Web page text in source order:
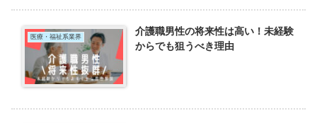
医療・福祉系業界
介護職男性の将来性は高い！未経験
からでも狙うべき理由